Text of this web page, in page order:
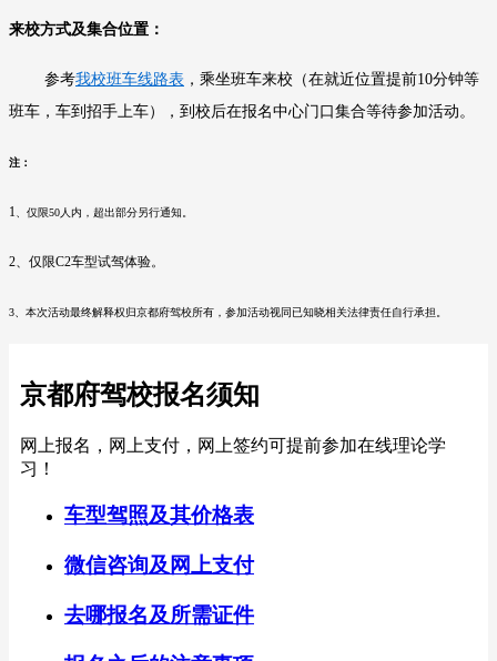
来校方式及集合位置：
参考我校班车线路表 ，乘坐班车来校（在就近位置提前10分钟等
班车，车到招手上车），到校后在报名中心门口集合等待参加活动。
注：
1 、仅限50人内，超出部分另行通知。
2、仅限C2车型试驾体验。
3、本次活动最终解释权归京都府驾校所有，参加活动视同已知晓相关法律责任自行承担。
京都府驾校报名须知
网上报名，网上支付，网上签约可提前参加在线理论学
习！
车型驾照及其价格表
微信咨询及网上支付
去哪报名及所需证件